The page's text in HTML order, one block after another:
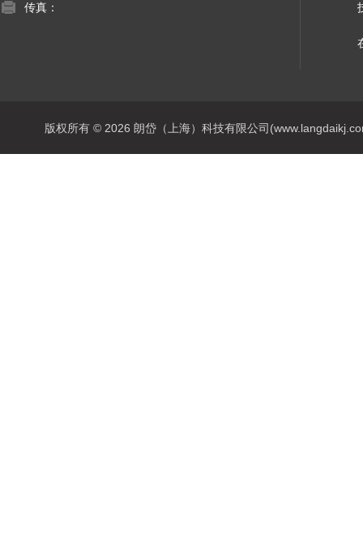
传真：
版权所有 © 2026 朗岱（上海）科技有限公司